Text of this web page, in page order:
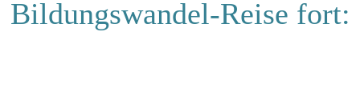
Bildungswandel-Reise fort: